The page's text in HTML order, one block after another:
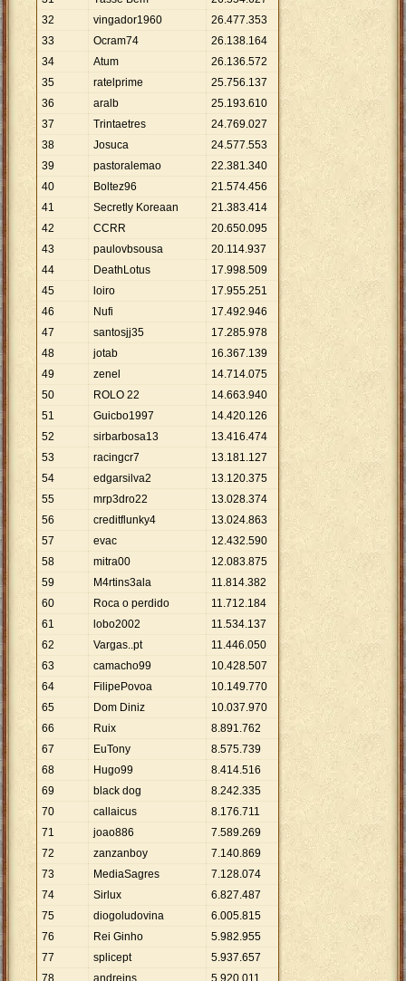
32
vingador1960 26.477.353
33
Ocram74 26.138.164
34
Atum 26.136.572
35
ratelprime 25.756.137
36
aralb 25.193.610
37
Trintaetres 24.769.027
38
Josuca 24.577.553
39
pastoralemao 22.381.340
40
Boltez96 21.574.456
41
Secretly Koreaan 21.383.414
42
CCRR 20.650.095
43
paulovbsousa 20.114.937
44
DeathLotus 17.998.509
45
loiro 17.955.251
46
Nufi 17.492.946
47
santosjj35 17.285.978
48
jotab 16.367.139
49
zenel 14.714.075
50
ROLO 22 14.663.940
51
Guicbo1997 14.420.126
52
sirbarbosa13 13.416.474
53
racingcr7 13.181.127
54
edgarsilva2 13.120.375
55
mrp3dro22 13.028.374
56
creditflunky4 13.024.863
57
evac 12.432.590
58
mitra00 12.083.875
59
M4rtins3ala 11.814.382
60
Roca o perdido 11.712.184
61
lobo2002 11.534.137
62
Vargas..pt 11.446.050
63
camacho99 10.428.507
64
FilipePovoa 10.149.770
65
Dom Diniz 10.037.970
66
Ruix 8.891.762
67
EuTony 8.575.739
68
Hugo99 8.414.516
69
black dog 8.242.335
70
callaicus 8.176.711
71
joao886 7.589.269
72
zanzanboy 7.140.869
73
MediaSagres 7.128.074
74
Sirlux 6.827.487
75
diogoludovina 6.005.815
76
Rei Ginho 5.982.955
77
splicept 5.937.657